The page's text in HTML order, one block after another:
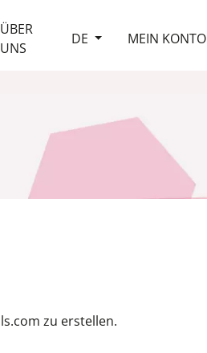
ÜBER
UNS
DE MEIN KONTO
zu erstellen.